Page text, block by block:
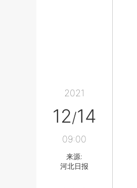
2021
12/14
09:00
来源:
河北日报